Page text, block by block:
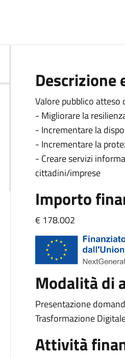
Descrizione
Valore pubblico atteso
- Migliorare la
- Incrementare la
- Incrementare la
- Creare servizi
cittadini/imprese
Importo
€ 178.002
Modalità di
Presentazione
Trasformazione
Attività